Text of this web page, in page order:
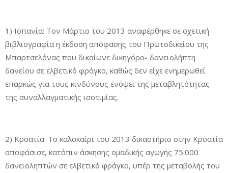
1) Ισπανία: Τον Μάρτιο του 2013 αναφέρθηκε σε σχετική
βιβλιογραφία η έκδοση απόφασης του Πρωτοδικείου της
Μπαρτσελόνας που δικαίωνε δικηγόρο- δανειολήπτη
δανείου σε ελβετικό φράγκο, καθώς δεν είχε ενημερωθεί
επαρκώς για τους κινδύνους ενόψει της μεταβλητότητας
της συναλλαγματικής ισοτιμίας.
2) Κροατία: Το καλοκαίρι του 2013 δικαστήριο στην Κροατία
αποφάσισε, κατόπιν άσκησης ομαδικής αγωγής 75.000
δανειοληπτών σε ελβετικό φράγκο, υπέρ της μεταβολής του